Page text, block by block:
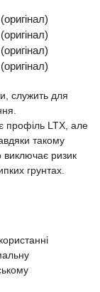
(оригінал)
(оригінал)
(оригінал)
(оригінал)
служить для
профіль LTX, але
такому
виключає ризик
грунтах.